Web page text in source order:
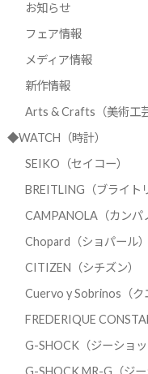
お知らせ
フェア情報
メディア情報
新作情報
Arts & Crafts（美術工芸
◆WATCH（時計）
SEIKO（セイコー）
BREITLING（ブライト
CAMPANOLA（カンパ
Chopard（ショパール）
CITIZEN（シチズン）
Cuervo y Sobrinos（ク
FREDERIQUE
G-SHOCK（ジーショッ